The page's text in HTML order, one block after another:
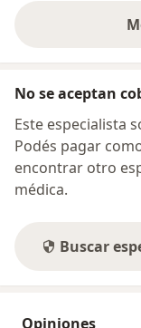
No se aceptan
Este especialista
Podés pagar
encontrar otro
médica.
Buscar
Opiniones